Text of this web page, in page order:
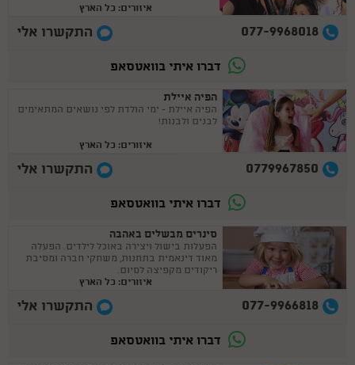
איזורים: כל הארץ
077-9968018 התקשרו אלי
דברו איתי בוואטסאפ
הפיה איילת
הפיה איילת - ימי הולדת לפי נושאים המתאימים
לבנים ולבנות!
איזורים: כל הארץ
0779967850 התקשרו אלי
דברו איתי בוואטסאפ
סינרים מבשלים באהבה
הפעלות בישול ויצירה באוכל לילדים. הפעלה
מאוד דינאמית בתחנות, משחקי חברה ומסיבת
ריקודים מקפיצה לסיום.
איזורים: כל הארץ
077-9966818 התקשרו אלי
דברו איתי בוואטסאפ